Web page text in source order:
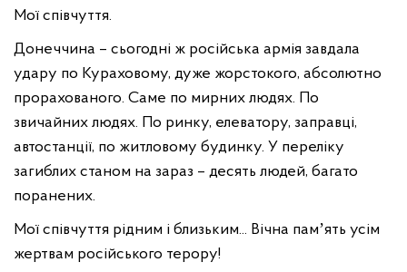
Мої співчуття.
Донеччина – сьогодні ж російська армія завдала
удару по Кураховому, дуже жорстокого, абсолютно
прорахованого. Саме по мирних людях. По
звичайних людях. По ринку, елеватору, заправці,
автостанції, по житловому будинку. У переліку
загиблих станом на зараз – десять людей, багато
поранених.
Мої співчуття рідним і близьким... Вічна памʼять усім
жертвам російського терору!